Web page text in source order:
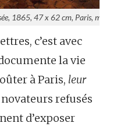
1865, 47 x 62 cm, Paris, musée
c’est avec
la vie
à Paris, leur
refusés
d’exposer